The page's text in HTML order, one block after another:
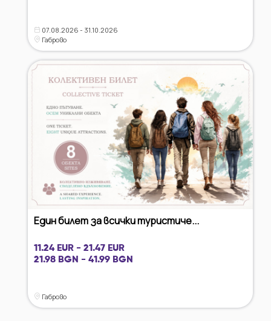
07.08.2026 - 31.10.2026
Габрово
Един билет за всички туристиче...
11.24 EUR - 21.47 EUR
21.98 BGN - 41.99 BGN
Габрово